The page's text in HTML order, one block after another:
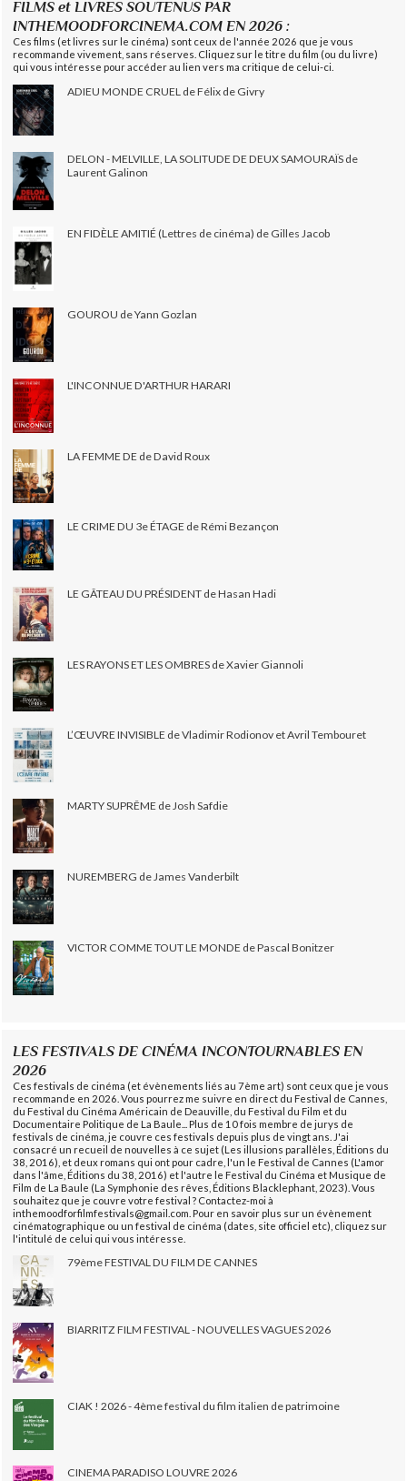
FILMS et LIVRES SOUTENUS PAR
INTHEMOODFORCINEMA.COM EN 2026 :
Ces films (et livres sur le cinéma) sont ceux de l'année 2026 que je vous
recommande vivement, sans réserves. Cliquez sur le titre du film (ou du livre)
qui vous intéresse pour accéder au lien vers ma critique de celui-ci.
ADIEU MONDE CRUEL de Félix de Givry
DELON - MELVILLE, LA SOLITUDE DE DEUX SAMOURAÏS de
Laurent Galinon
EN FIDÈLE AMITIÉ (Lettres de cinéma) de Gilles Jacob
GOUROU de Yann Gozlan
L'INCONNUE D'ARTHUR HARARI
LA FEMME DE de David Roux
LE CRIME DU 3e ÉTAGE de Rémi Bezançon
LE GÂTEAU DU PRÉSIDENT de Hasan Hadi
LES RAYONS ET LES OMBRES de Xavier Giannoli
L’ŒUVRE INVISIBLE de Vladimir Rodionov et Avril Tembouret
MARTY SUPRÊME de Josh Safdie
NUREMBERG de James Vanderbilt
VICTOR COMME TOUT LE MONDE de Pascal Bonitzer
LES FESTIVALS DE CINÉMA INCONTOURNABLES EN
2026
Ces festivals de cinéma (et évènements liés au 7ème art) sont ceux que je vous
recommande en 2026. Vous pourrez me suivre en direct du Festival de Cannes,
du Festival du Cinéma Américain de Deauville, du Festival du Film et du
Documentaire Politique de La Baule... Plus de 10 fois membre de jurys de
festivals de cinéma, je couvre ces festivals depuis plus de vingt ans. J'ai
consacré un recueil de nouvelles à ce sujet (Les illusions parallèles, Éditions du
38, 2016), et deux romans qui ont pour cadre, l'un le Festival de Cannes (L'amor
dans l'âme, Éditions du 38, 2016) et l'autre le Festival du Cinéma et Musique de
Film de La Baule (La Symphonie des rêves, Éditions Blacklephant, 2023). Vous
souhaitez que je couvre votre festival ? Contactez-moi à
inthemoodforfilmfestivals@gmail.com. Pour en savoir plus sur un évènement
cinématographique ou un festival de cinéma (dates, site officiel etc), cliquez sur
l'intitulé de celui qui vous intéresse.
79ème FESTIVAL DU FILM DE CANNES
BIARRITZ FILM FESTIVAL - NOUVELLES VAGUES 2026
CIAK ! 2026 - 4ème festival du film italien de patrimoine
CINEMA PARADISO LOUVRE 2026